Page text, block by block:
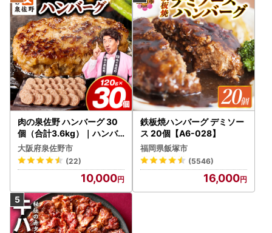
肉の泉佐野 ハンバーグ 30
個（合計3.6kg）｜ハンバ
ーグ 訳あり 黒毛和牛×なに
わポーク
大阪府泉佐野市
(22)
10,000
鉄板焼ハンバーグ デミソー
ス 20個【A6-028】
福岡県飯塚市
(5546)
16,000